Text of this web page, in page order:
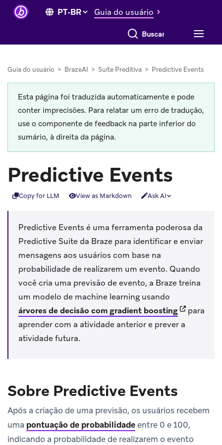
Guia do usuário
Buscar tudo
Guia do usuário > BrazeAI > Suíte Preditiva > Predictive Events
Esta página foi traduzida automaticamente e pode
conter imprecisões. Para relatar um erro de tradução,
use o componente de feedback na parte inferior do
sumário, à direita da página.
Predictive Events
Copy for LLM View as Markdown Ask AI
Predictive Events é uma ferramenta poderosa da
Predictive Suite da Braze para identificar e enviar
mensagens aos usuários com base na
probabilidade de realizarem um evento. Quando
você cria uma previsão de evento, a Braze treina
um modelo de machine learning usando
árvores de decisão com gradient boosting(opens in
para
aprender com a atividade anterior e prever a
atividade futura.
Sobre Predictive Events
Após a criação de uma previsão, os usuários recebem
uma pontuação de probabilidadeentre 0 e 100,
indicando a probabilidade de realizarem o evento